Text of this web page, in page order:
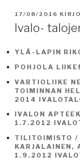
JULKAISTU
17/08/2016
Ivalo-
YLÄ-LAPIN
POHJOLA
VARTIOLIIKE
TOIMINNAN
2014
IVALON
1.7.2012
TILITOIMISTO
KARJALAINEN,
1.9.2012